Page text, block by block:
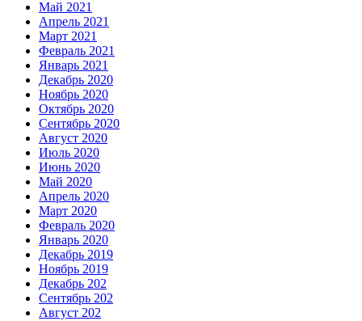
Май 2021
Апрель 2021
Март 2021
Февраль 2021
Январь 2021
Декабрь 2020
Ноябрь 2020
Октябрь 2020
Сентябрь 2020
Август 2020
Июль 2020
Июнь 2020
Май 2020
Апрель 2020
Март 2020
Февраль 2020
Январь 2020
Декабрь 2019
Ноябрь 2019
Декабрь 202
Сентябрь 202
Август 202